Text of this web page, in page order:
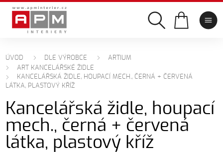
ÚVOD DLE VÝROBCE
ARTIUM
ART KANCELÁŘSKÉ ŽIDLE
KANCELÁŘSKÁ ŽIDLE, HOUPACÍ MECH., ČERNÁ + ČERVENÁ
LÁTKA, PLASTOVÝ KŘÍŽ
Kancelářská židle, houpací
mech., černá + červená
látka, plastový kříž